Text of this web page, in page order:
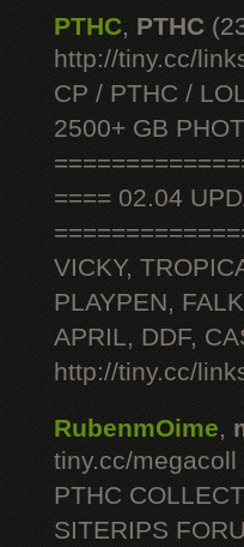
PTHC, PTHC
http://tiny.cc/
CP / PTHC /
2500+ GB
==== 02.04
VICKY,
PLAYPEN,
APRIL, DDF,
http://tiny.cc/
RubenmOime,
tiny.cc/megacoll
PTHC
SITERIPS